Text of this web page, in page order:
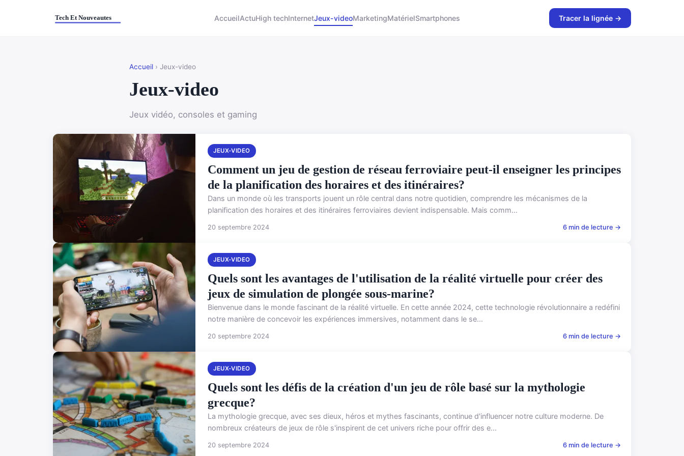
AccueilActuHigh techInternetJeux-videoMarketingMatérielSmartphones Tracer la lignée →
Accueil › Jeux-video
Jeux-video
Jeux vidéo, consoles et gaming
JEUX-VIDEO
Comment un jeu de gestion de réseau ferroviaire peut-il enseigner les principes
de la planification des horaires et des itinéraires?
Dans un monde où les transports jouent un rôle central dans notre quotidien, comprendre les mécanismes de la
planification des horaires et des itinéraires ferroviaires devient indispensable. Mais comm...
20 septembre 2024 6 min de lecture →
JEUX-VIDEO
Quels sont les avantages de l'utilisation de la réalité virtuelle pour créer des
jeux de simulation de plongée sous-marine?
Bienvenue dans le monde fascinant de la réalité virtuelle. En cette année 2024, cette technologie révolutionnaire a redéfini
notre manière de concevoir les expériences immersives, notamment dans le se...
20 septembre 2024 6 min de lecture →
JEUX-VIDEO
Quels sont les défis de la création d'un jeu de rôle basé sur la mythologie
grecque?
La mythologie grecque, avec ses dieux, héros et mythes fascinants, continue d'influencer notre culture moderne. De
nombreux créateurs de jeux de rôle s'inspirent de cet univers riche pour offrir des e...
20 septembre 2024 6 min de lecture →